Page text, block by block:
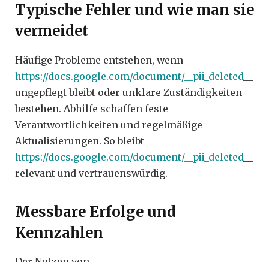
Typische Fehler und wie man sie
vermeidet
Häufige Probleme entstehen, wenn
https://docs.google.com/document/__pii_deleted__
ungepflegt bleibt oder unklare Zuständigkeiten
bestehen. Abhilfe schaffen feste
Verantwortlichkeiten und regelmäßige
Aktualisierungen. So bleibt
https://docs.google.com/document/__pii_deleted__
relevant und vertrauenswürdig.
Messbare Erfolge und
Kennzahlen